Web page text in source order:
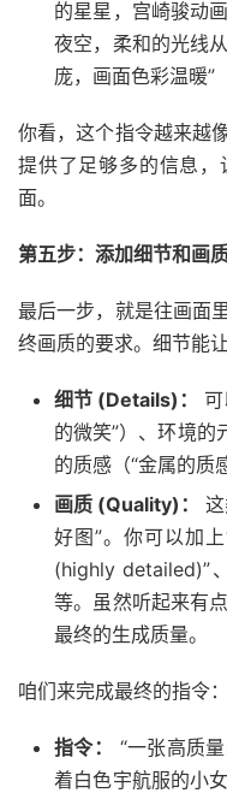
的星星，宫崎骏动
夜空，柔和的光线
庞，画面色彩温暖”
你看，这个指令越来越
提供了足够多的信息
面。
第五步：添加细节和画
最后一步，就是往画面
终画质的要求。细节能
细节 (Details)：
的微笑”）、环境的
的质感（“金属的质
画质 (Quality)：
好图”。你可以加
(highly detailed)”
等。虽然听起来有
最终的生成质量。
咱们来完成最终的指令：
指令：
“一张高质
着白色宇航服的小